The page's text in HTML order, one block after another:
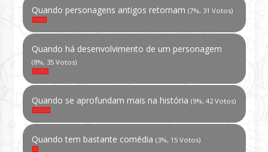
Quando personagens antigos retornam (7%, 31 Votos)
Quando há desenvolvimento de um personagem
(8%, 35 Votos)
Quando se aprofundam mais na história (9%, 42 Votos)
Quando tem bastante comédia (3%, 15 Votos)